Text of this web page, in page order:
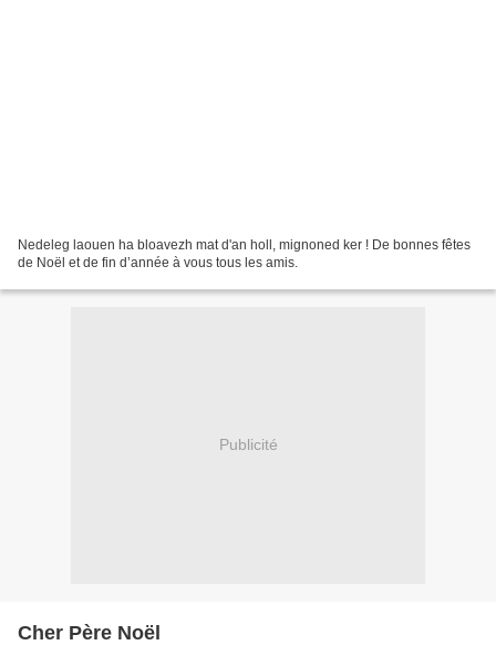
Nedeleg laouen ha bloavezh mat d'an holl, mignoned ker ! De bonnes fêtes
de Noël et de fin d’année à vous tous les amis.
Publicité
Cher Père Noël